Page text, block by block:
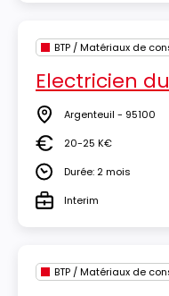
Electricien
Lieu Argenteuil - 95100
Salaire20-25 K€
DuréeDurée: 2 mois
TypeInterim